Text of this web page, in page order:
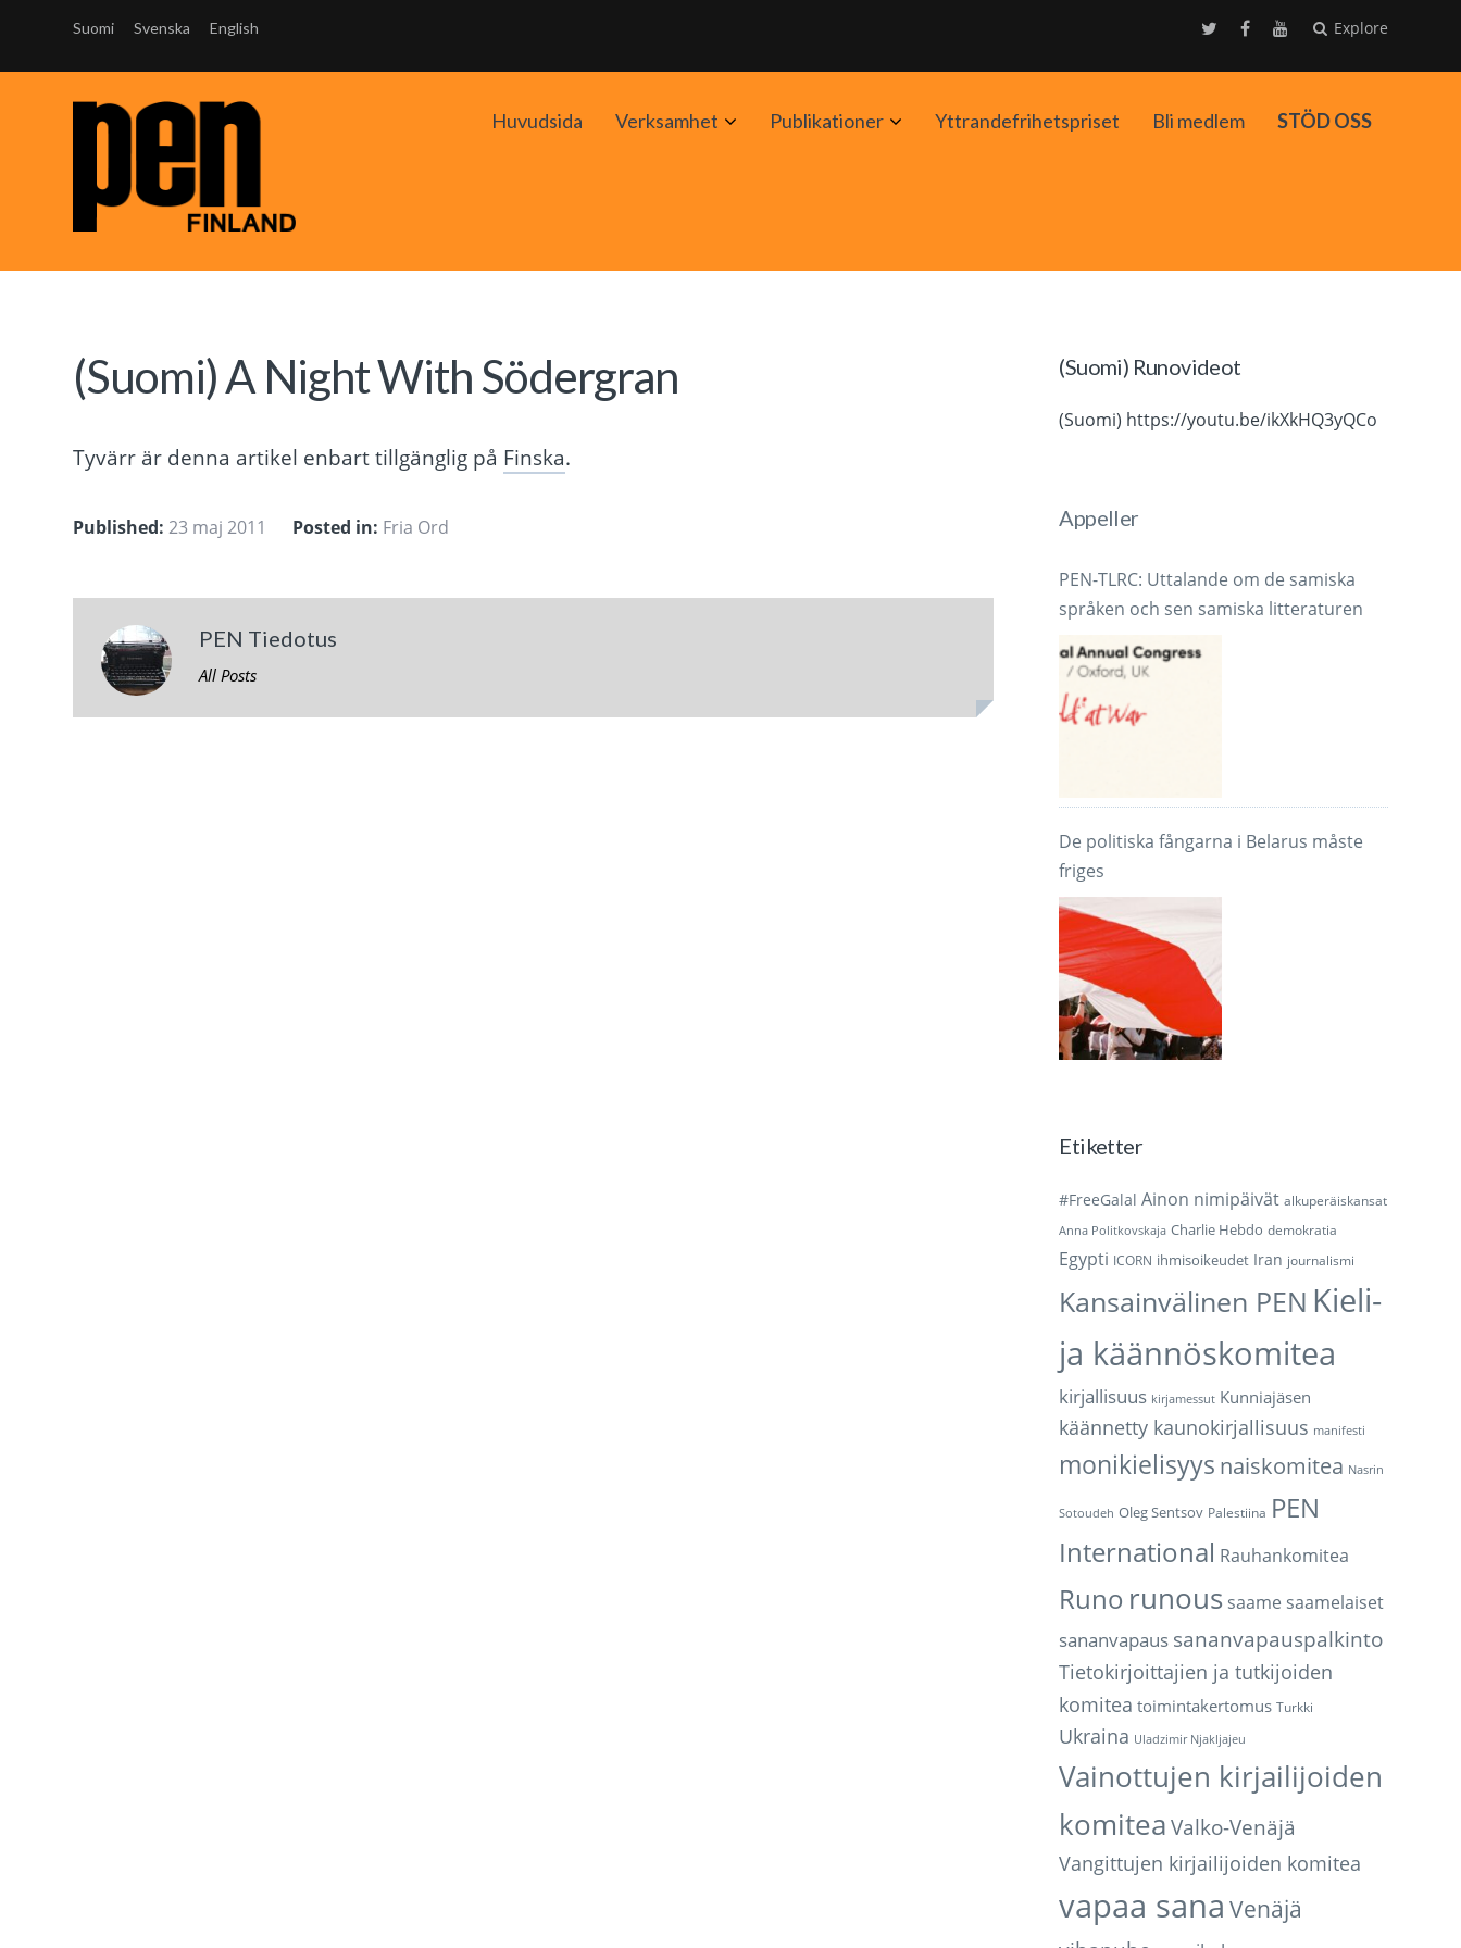
Suomi Svenska English Explore
Huvudsida Verksamhet AvaaPublikationer AvaaYttrandefrihetspriset Bli medlem STÖD OSS
(Suomi) A Night With Södergran
Tyvärr är denna artikel enbart tillgänglig på Finska.
Published: 23 maj 2011 Posted in: Fria Ord
PEN Tiedotus
All Posts
(Suomi) Runovideot
(Suomi) https://youtu.be/ikXkHQ3yQCo
Appeller
PEN-TLRC: Uttalande om de samiska
språken och sen samiska litteraturen
De politiska fångarna i Belarus måste
friges
Etiketter
#FreeGalal Ainon nimipäivät alkuperäiskansat
Anna Politkovskaja Charlie Hebdo demokratia
Egypti ICORN ihmisoikeudet Iran journalismi
Kansainvälinen PEN Kieli-
ja käännöskomitea
kirjallisuus kirjamessut Kunniajäsen
käännetty kaunokirjallisuus manifesti
monikielisyys naiskomitea Nasrin
Sotoudeh Oleg Sentsov Palestiina PEN
International Rauhankomitea
Runo runous saame saamelaiset
sananvapaus sananvapauspalkinto
Tietokirjoittajien ja tutkijoiden
komitea toimintakertomus Turkki
Ukraina Uladzimir Njakljajeu
Vainottujen kirjailijoiden
komitea Valko-Venäjä
Vangittujen kirjailijoiden komitea
vapaa sana Venäjä